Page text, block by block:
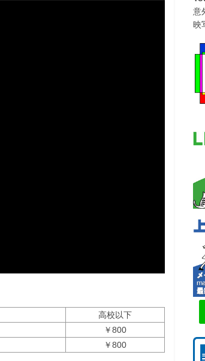
高校以下
￥800
￥800
意
映